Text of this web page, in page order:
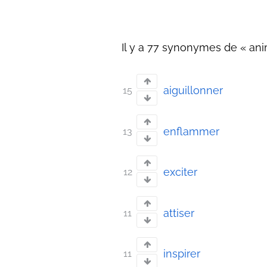
Il y a 77 synonymes de «
15 aiguillonner
13 enflammer
12 exciter
11 attiser
11 inspirer